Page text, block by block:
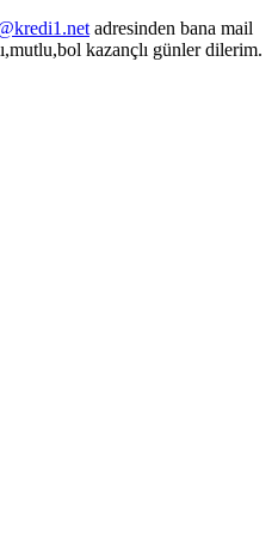
adresinden bana mail
kazançlı günler dilerim.